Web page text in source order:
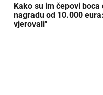
Kako su im čepovi boca
nagradu od 10.000
vjerovali"